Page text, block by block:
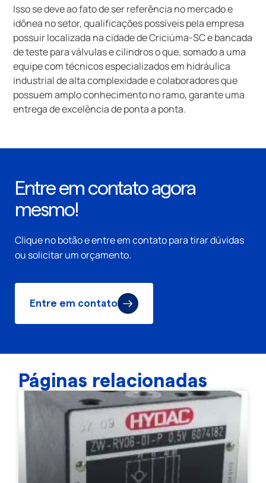
Isso se deve ao fato de ser referência no mercado e
idônea no setor, qualificações possíveis pela empresa
possuir localizada na cidade de Criciúma-SC e bancada
de teste para válvulas e cilindros o que, somado a uma
equipe com técnicos especializados em hidráulica
industrial de alta complexidade e colaboradores que
possuem amplo conhecimento no ramo, garante uma
entrega de excelência de ponta a ponta.
Entre em contato agora
mesmo!
Clique no botão e entre em contato para tirar dúvidas
ou solicitar um orçamento.
Entre em contato
Páginas relacionadas